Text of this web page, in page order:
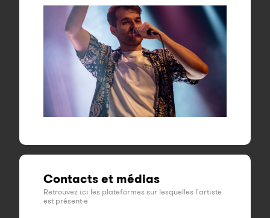
Contacts et médias
Retrouvez ici les plateformes sur lesquelles l'artiste
est présent·e